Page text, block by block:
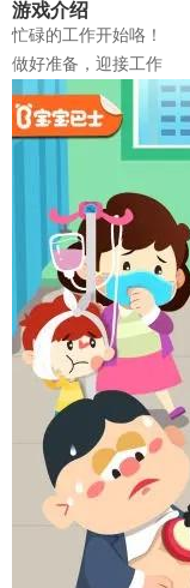
游戏介绍
忙碌的工作开始咯！
做好准备，迎接工作